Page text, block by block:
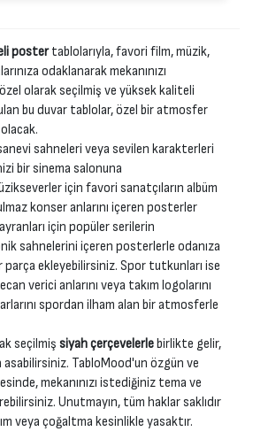
postertablolarıyla, favori film, müzik,
odaklanarak mekanınızı
olarak seçilmiş ve yüksek kaliteli
bu duvar tablolar, özel bir atmosfer
sahneleri veya sevilen karakterleri
bir sinema salonuna
için favori sanatçıların albüm
konser anlarını içeren posterler
için popüler serilerin
sahnelerini içeren posterlerle odanıza
parça ekleyebilirsiniz. Spor tutkunları ise
verici anlarını veya takım logolarını
spordan ilham alan bir atmosferle
seçilmiş siyah çerçevelerlebirlikte gelir,
asabilirsiniz. TabloMood'un özgün ve
mekanınızı istediğiniz tema ve
Unutmayın, tüm haklar saklıdır
veya çoğaltma kesinlikle yasaktır.